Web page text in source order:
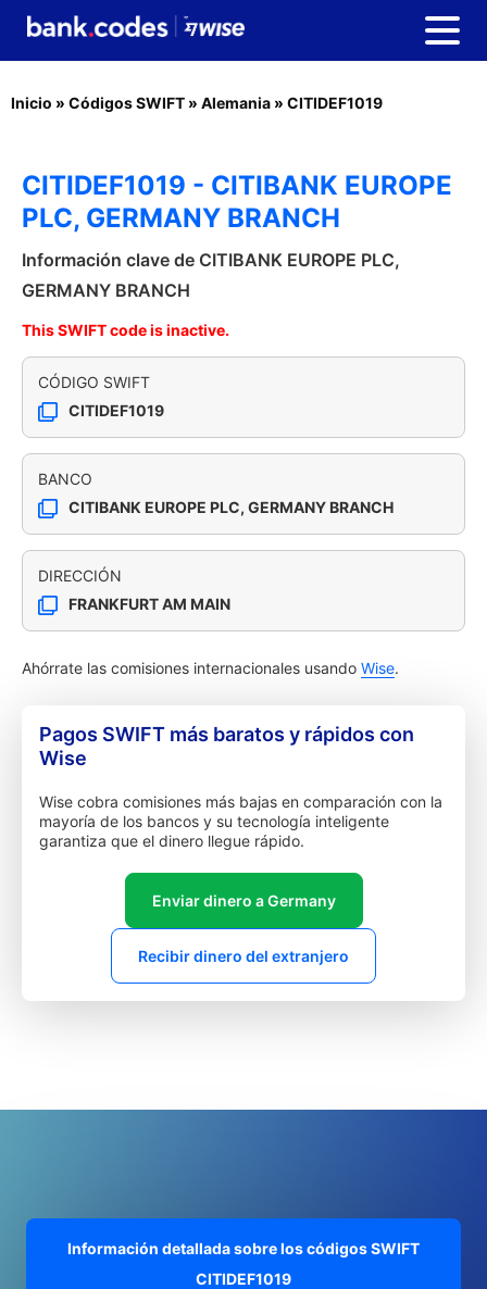
Inicio » Códigos SWIFT » Alemania » CITIDEF1019
CITIDEF1019 - CITIBANK EUROPE
PLC, GERMANY BRANCH
Información clave de CITIBANK EUROPE PLC,
GERMANY BRANCH
This SWIFT code is inactive.
CÓDIGO SWIFT
CITIDEF1019
BANCO
CITIBANK EUROPE PLC, GERMANY BRANCH
DIRECCIÓN
FRANKFURT AM MAIN
Ahórrate las comisiones internacionales usando Wise.
Pagos SWIFT más baratos y rápidos con
Wise
Wise cobra comisiones más bajas en comparación con la
mayoría de los bancos y su tecnología inteligente
garantiza que el dinero llegue rápido.
Enviar dinero a Germany
Recibir dinero del extranjero
Información detallada sobre los códigos SWIFT
CITIDEF1019